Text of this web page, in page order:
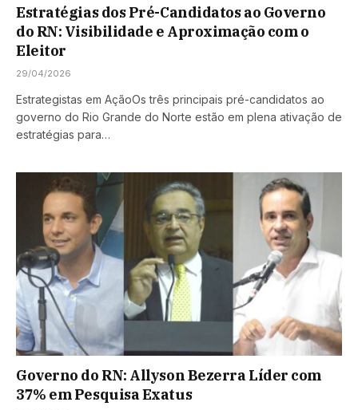
Estratégias dos Pré-Candidatos ao Governo
do RN: Visibilidade e Aproximação com o
Eleitor
29/04/2026
Estrategistas em AçãoOs três principais pré-candidatos ao
governo do Rio Grande do Norte estão em plena ativação de
estratégias para…
Governo do RN: Allyson Bezerra Líder com
37% em Pesquisa Exatus